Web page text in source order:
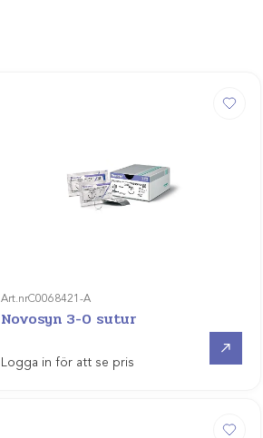
Art.nrC0068421-A
Novosyn 3-0 sutur
Logga in för att se pris